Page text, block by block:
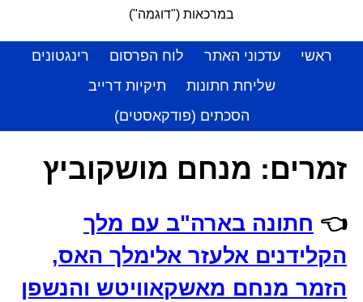
במרכאות ("דוגמה")
ראשי עדכוני האתר לוח הפרסום
רינגטונים
שליחת חתונות
תיקיות דרייב
הסכתים (פודקאסטים)
זמרים: מנחם מושקוביץ
👈 חתונה בארה"ב עם מלך
הקלידנים אלעזר אלימלך האס,
הזמר מנחם מאשקאוויטש והנשפן